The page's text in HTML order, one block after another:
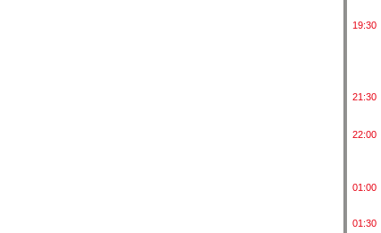
19:30
21:30
22:00
01:00
01:30